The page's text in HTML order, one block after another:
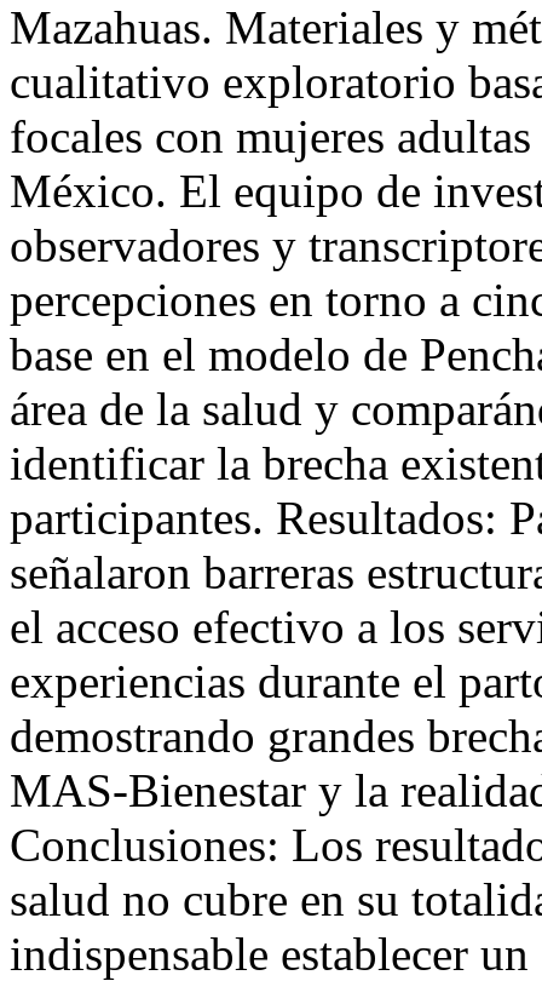
Mazahuas. Materiales y
cualitativo exploratorio
focales con mujeres
México. El equipo de
observadores y
percepciones en torno a
base en el modelo de
área de la salud y
identificar la brecha
participantes. Resultados:
señalaron barreras
el acceso efectivo a los
experiencias durante el
demostrando grandes
MAS-Bienestar y la
Conclusiones: Los
salud no cubre en su
indispensable establecer